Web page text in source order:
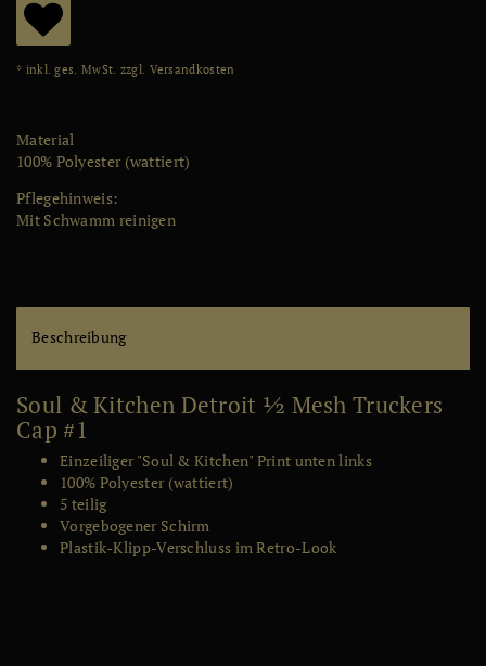
W
ns
ch
lis
* inkl. ges. MwSt. zzgl. Versandkosten
Material
100% Polyester (wattiert)
Pflegehinweis:
Mit Schwamm reinigen
Beschreibung
Soul & Kitchen Detroit ½ Mesh Truckers
Cap #1
Einzeiliger "Soul & Kitchen" Print unten links
100% Polyester (wattiert)
5 teilig
Vorgebogener Schirm
Plastik-Klipp-Verschluss im Retro-Look